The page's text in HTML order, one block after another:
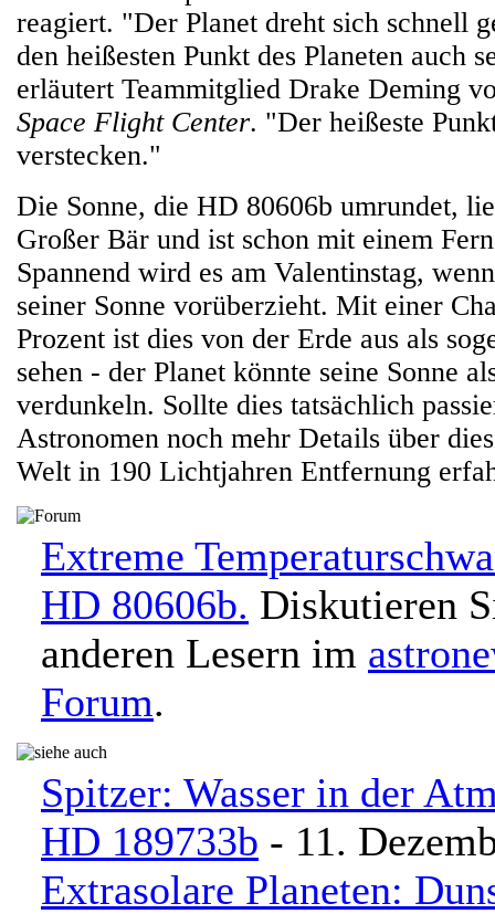
reagiert. "Der Planet dreht sich schnell
den heißesten Punkt des Planeten auch
erläutert Teammitglied Drake Deming
Space Flight Center. "Der heißeste
verstecken."
Die Sonne, die HD 80606b umrundet,
Großer Bär und ist schon mit einem
Spannend wird es am Valentinstag,
seiner Sonne vorüberzieht. Mit einer
Prozent ist dies von der Erde aus als
sehen - der Planet könnte seine Sonne
verdunkeln. Sollte dies tatsächlich
Astronomen noch mehr Details über
Welt in 190 Lichtjahren Entfernung
Extreme
HD 80606b. Diskutieren
anderen Lesern im
Forum.
Spitzer: Wasser in der
HD 189733b - 11.
Extrasolare Planeten: